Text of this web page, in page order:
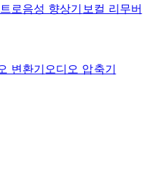
로음성 향상기 보컬 리무버
변환기 오디오 압축기